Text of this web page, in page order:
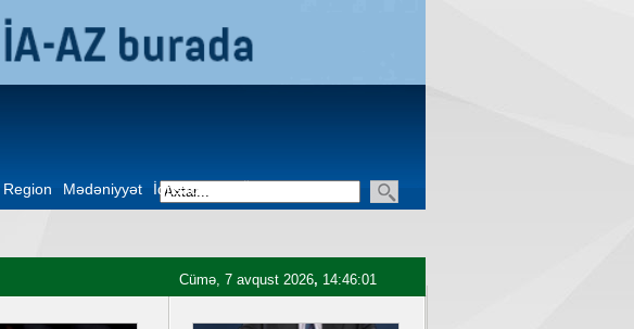
Region Mədəniyyət İqtisadiyyat
Cümə, 7 avqust 2026, 14:46:02